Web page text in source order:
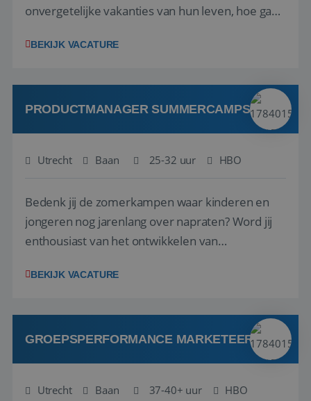
onvergetelijke vakanties van hun leven, hoe gaaf
net zo goed thuis is in een onderhandeling als op
in Europa? Dan is dit jouw kans. A...
BEKIJK VACATURE
PRODUCTMANAGER SUMMERCAMPS
Utrecht Baan 25-32 uur HBO
Bedenk jij de zomerkampen waar kinderen en
jongeren nog jarenlang over napraten? Word jij
enthousiast van het ontwikkelen van
jongeren? Zie jij kansen om bestaande
vakanties te bedenken die perfect aansluiten bij
de belevingswerel...
BEKIJK VACATURE
GROEPSPERFORMANCE MARKETEER
Utrecht Baan 37-40+ uur HBO